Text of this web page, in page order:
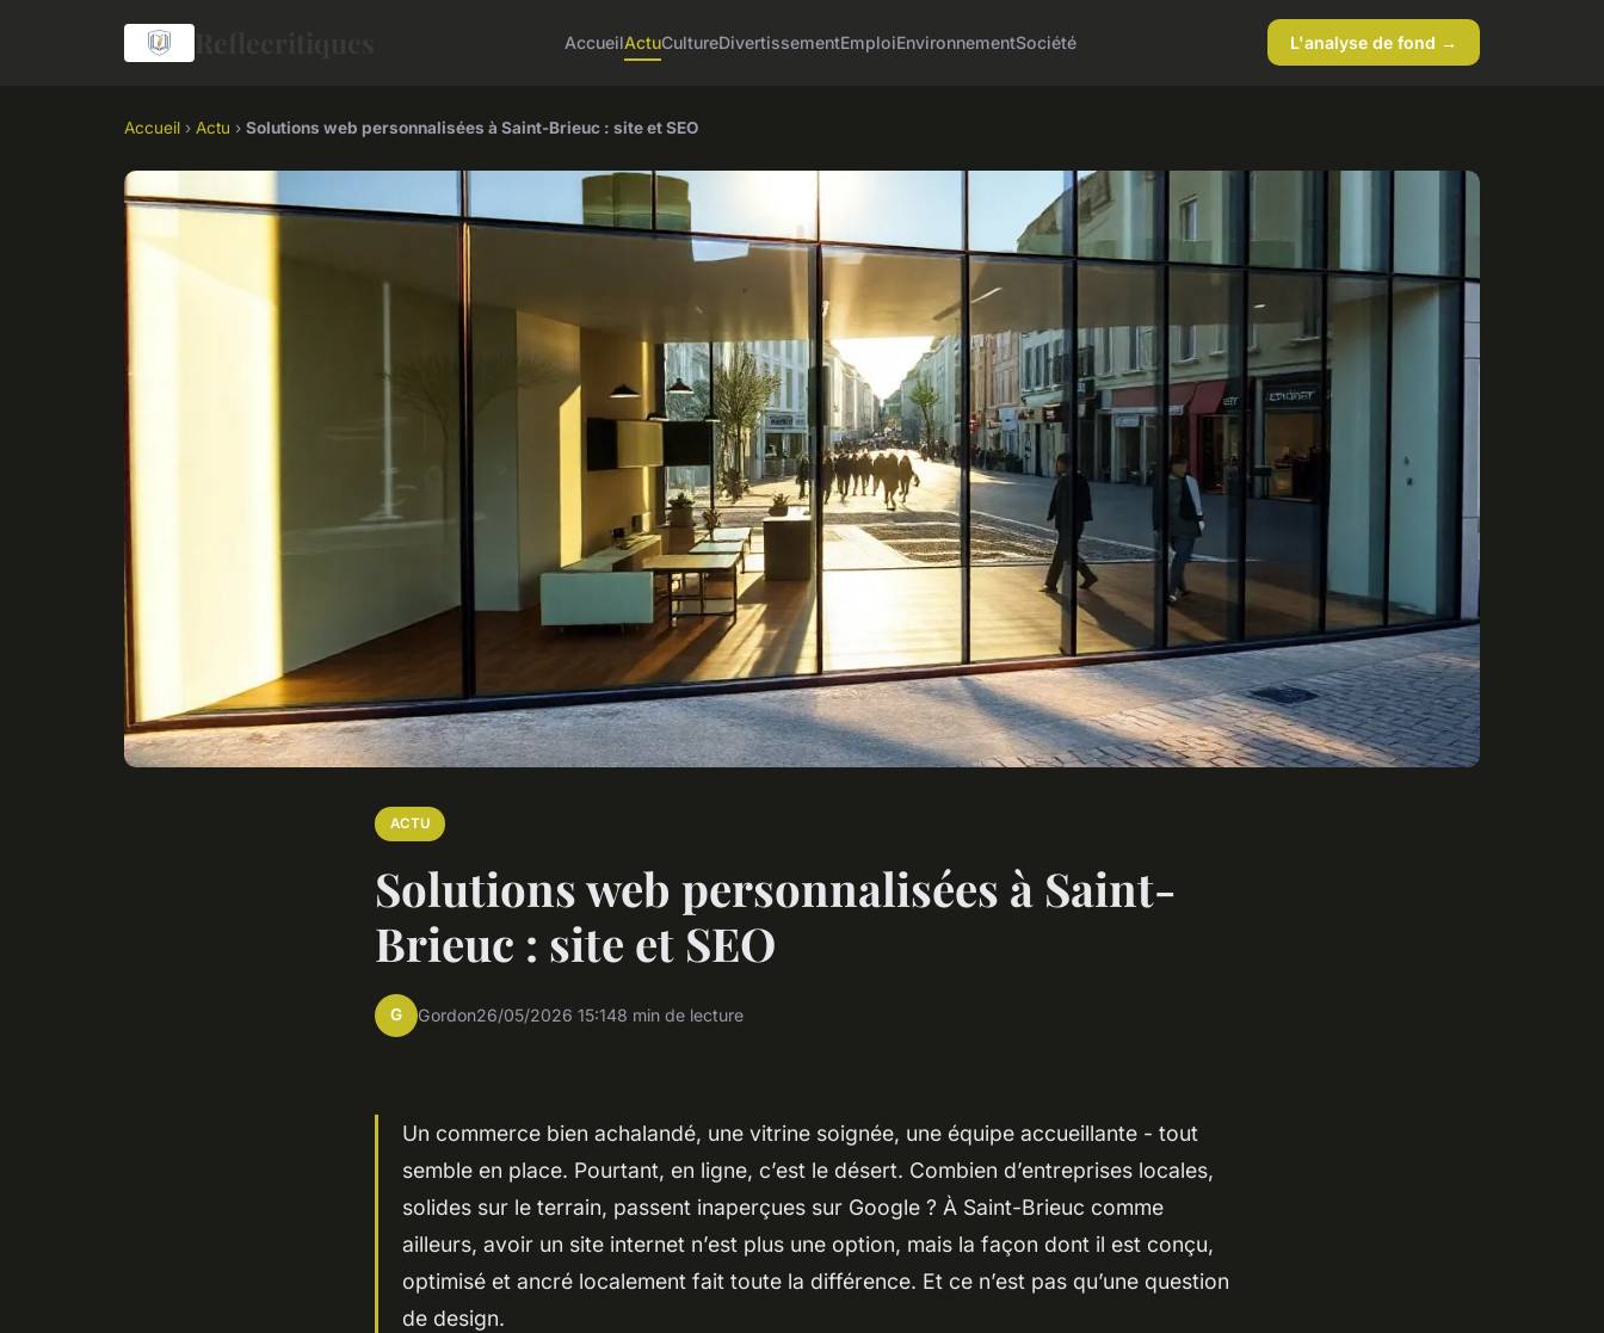
AccueilActuCultureDivertissementEmploiEnvironnementSociété L'analyse de fond →
Accueil › Actu › Solutions web personnalisées à Saint-Brieuc : site et SEO
ACTU
Solutions web personnalisées à Saint-
Brieuc : site et SEO
G Gordon26/05/2026 15:148 min de lecture
Un commerce bien achalandé, une vitrine soignée, une équipe accueillante - tout
semble en place. Pourtant, en ligne, c’est le désert. Combien d’entreprises locales,
solides sur le terrain, passent inaperçues sur Google ? À Saint-Brieuc comme
ailleurs, avoir un site internet n’est plus une option, mais la façon dont il est conçu,
optimisé et ancré localement fait toute la différence. Et ce n’est pas qu’une question
de design.